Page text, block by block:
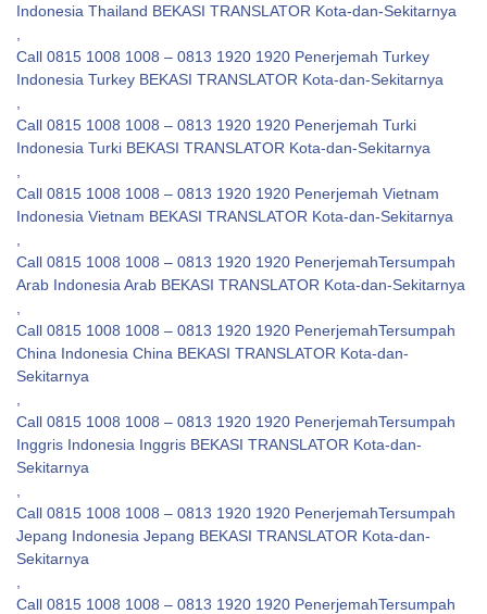
Indonesia Thailand BEKASI TRANSLATOR Kota-dan-Sekitarnya
Call 0815 1008 1008 – 0813 1920 1920 Penerjemah Turkey
Indonesia Turkey BEKASI TRANSLATOR Kota-dan-Sekitarnya
Call 0815 1008 1008 – 0813 1920 1920 Penerjemah Turki
Indonesia Turki BEKASI TRANSLATOR Kota-dan-Sekitarnya
Call 0815 1008 1008 – 0813 1920 1920 Penerjemah Vietnam
Indonesia Vietnam BEKASI TRANSLATOR Kota-dan-Sekitarnya
Call 0815 1008 1008 – 0813 1920 1920 PenerjemahTersumpah
Arab Indonesia Arab BEKASI TRANSLATOR Kota-dan-Sekitarnya
Call 0815 1008 1008 – 0813 1920 1920 PenerjemahTersumpah
China Indonesia China BEKASI TRANSLATOR Kota-dan-
Sekitarnya
Call 0815 1008 1008 – 0813 1920 1920 PenerjemahTersumpah
Inggris Indonesia Inggris BEKASI TRANSLATOR Kota-dan-
Sekitarnya
Call 0815 1008 1008 – 0813 1920 1920 PenerjemahTersumpah
Jepang Indonesia Jepang BEKASI TRANSLATOR Kota-dan-
Sekitarnya
Call 0815 1008 1008 – 0813 1920 1920 PenerjemahTersumpah